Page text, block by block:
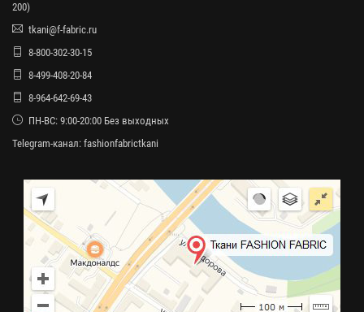
200)
tkani@f-fabric.ru
8-800-302-30-15
8-499-408-20-84
8-964-642-69-43
ПН-ВС: 9:00-20:00 Без выходных
Telegram-канал: fashionfabrictkani